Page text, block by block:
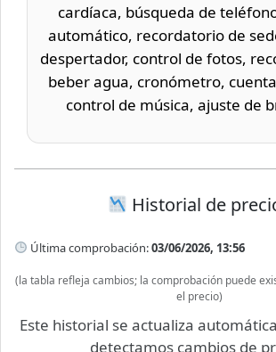
cardíaca, búsqueda de
automático, recordatorio de
despertador, control de fotos,
beber agua, cronómetro,
control de música, ajuste de
Historial de
Última comprobación:03/06/2026, 13:56
(la tabla refleja cambios; la comprobación puede
el precio)
Este historial se actualiza
detectamos cambios de